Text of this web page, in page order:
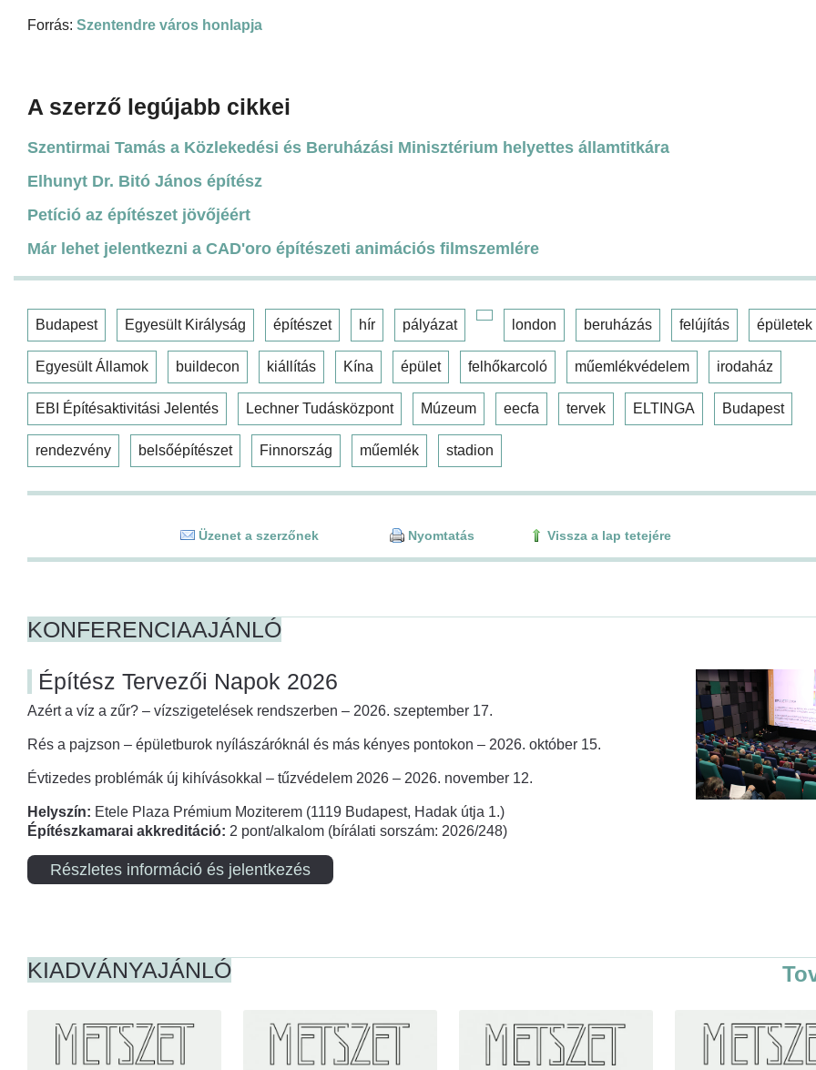
Forrás: Szentendre város honlapja
A szerző legújabb cikkei
Szentirmai Tamás a Közlekedési és Beruházási Minisztérium helyettes államtitkára
Elhunyt Dr. Bitó János építész
Petíció az építészet jövőjéért
Már lehet jelentkezni a CAD'oro építészeti animációs filmszemlére
Budapest Egyesült Királyság építészet hír pályázat london beruházás felújítás épületek
Egyesült Államok buildecon kiállítás Kína épület felhőkarcoló műemlékvédelem irodaház
EBI Építésaktivitási Jelentés Lechner Tudásközpont Múzeum eecfa tervek ELTINGA Budapest
rendezvény belsőépítészet Finnország műemlék stadion
Üzenet a szerzőnek Nyomtatás Vissza a lap tetejére
KONFERENCIAAJÁNLÓ
Építész Tervezői Napok 2026
Azért a víz a zűr? – vízszigetelések rendszerben – 2026. szeptember 17.
Rés a pajzson – épületburok nyílászáróknál és más kényes pontokon – 2026. október 15.
Évtizedes problémák új kihívásokkal – tűzvédelem 2026 – 2026. november 12.
Helyszín: Etele Plaza Prémium Moziterem (1119 Budapest, Hadak útja 1.)
Építészkamarai akkreditáció: 2 pont/alkalom (bírálati sorszám: 2026/248)
Részletes információ és jelentkezés
KIADVÁNYAJÁNLÓ